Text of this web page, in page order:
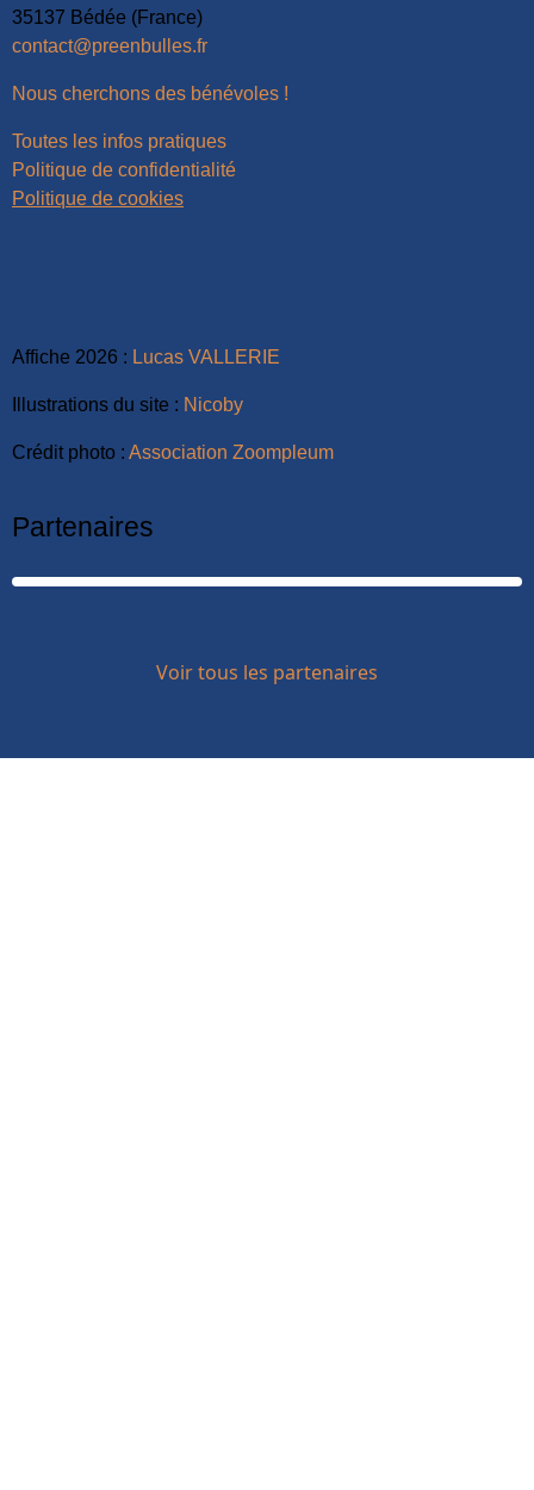
35137 Bédée (France)
contact@preenbulles.fr
Nous cherchons des bénévoles !
Toutes les infos pratiques
Politique de confidentialité
Politique de cookies
Affiche 2026 : Lucas VALLERIE
Illustrations du site : Nicoby
Crédit photo : Association Zoompleum
Partenaires
Voir tous les partenaires